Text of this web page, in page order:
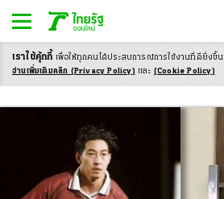
โตโน่ ภาคิน
เราใช้คุ้กกี้ เพื่อให้ทุกคนได้ประสบการณ์การใช้งานที่ดียิ่งขึ้น
อ่านเพิ่มเติมคลิก (Privacy Policy) และ (Cookie Policy)